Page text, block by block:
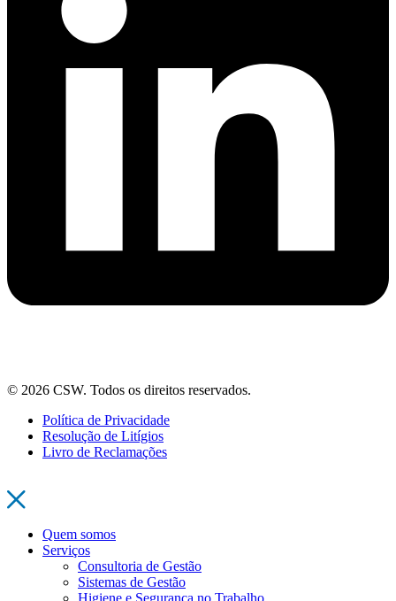
© 2026 CSW. Todos os direitos reservados.
Política de Privacidade
Resolução de Litígios
Livro de Reclamações
Quem somos
Serviços
Consultoria de Gestão
Sistemas de Gestão
Higiene e Segurança no Trabalho